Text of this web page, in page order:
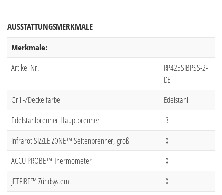
AUSSTATTUNGSMERKMALE
Merkmale:
Artikel Nr.
RP425SIBPSS-2-
DE
Grill-/Deckelfarbe
Edelstahl
Edelstahlbrenner-Hauptbrenner
3
Infrarot SIZZLE ZONE™ Seitenbrenner, groß
X
ACCU PROBE™ Thermometer
X
JETFIRE™ Zündsystem
X